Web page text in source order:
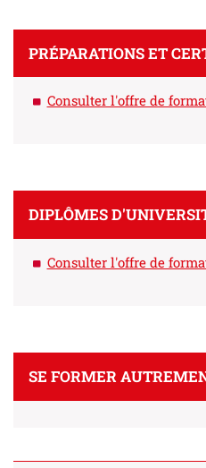
PRÉPARATIONS ET
Consulter l'offre de
DIPLÔMES
Consulter l'offre de
SE FORMER